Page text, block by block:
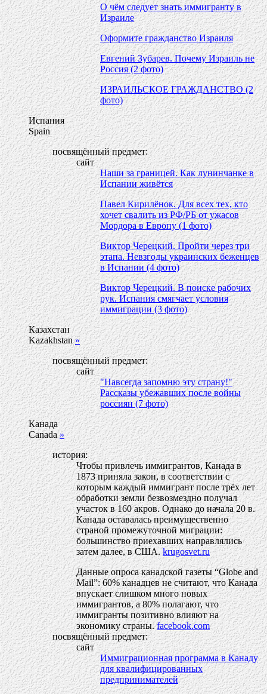
О чём следует знать иммигранту в
Израиле
Оформите гражданство Израиля
Евгений Зубарев. Почему Израиль не
Россия (2 фото)
ИЗРАИЛЬСКОЕ ГРАЖДАНСТВО (2
фото)
Испания
Spain
посвящённый предмет:
сайт
Наши за границей. Как лунинчанке в
Испании живётся
Павел Кирилёнок. Для всех тех, кто
хочет свалить из РФ/РБ от ужасов
Мордора в Европу (1 фото)
Виктор Черецкий. Пройти через три
этапа. Невзгоды украинских беженцев
в Испании (4 фото)
Виктор Черецкий. В поиске рабочих
рук. Испания смягчает условия
иммиграции (3 фото)
Казахстан
Kazakhstan»
посвящённый предмет:
сайт
"Навсегда запомню эту страну!"
Рассказы убежавших после войны
россиян (7 фото)
Канада
Canada»
история:
Чтобы привлечь иммигрантов, Канада в
1873 приняла закон, в соответствии с
которым каждый иммигрант после трёх лет
обработки земли безвозмездно получал
участок в 160 акров. Однако до начала 20 в.
Канада оставалась преимущественно
страной промежуточной миграции:
большинство приехавших направлялись
затем далее, в США.krugosvet.ru
Данные опроса канадской газеты “Globe and
Mail”: 60% канадцев не считают, что Канада
впускает слишком много новых
иммигрантов, а 80% полагают, что
иммигранты позитивно влияют на
экономику страны.facebook.com
посвящённый предмет:
сайт
Иммиграционная программа в Канаду
для квалифицированных
предпринимателей